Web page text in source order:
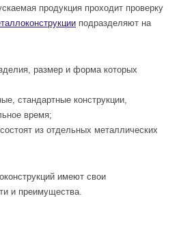
продукция проходит проверку
подразделяют на
размер и форма которых
стандартные конструкции,
время;
из отдельных металлических
имеют свои
и преимущества.